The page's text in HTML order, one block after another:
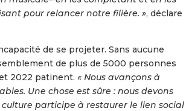
pour relancer notre filière. », déclare
de se projeter. Sans aucune
de plus de 5000 personnes
et 2022 patinent.« Nous avançons à
Une chose est sûre : nous devons
participe à restaurer le lien social